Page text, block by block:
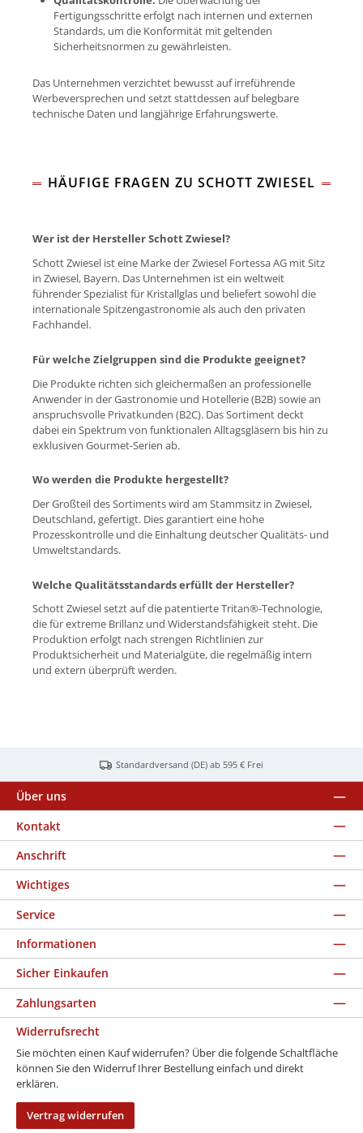
Fertigungsschritte erfolgt nach internen und externen
Standards, um die Konformität mit geltenden
Sicherheitsnormen zu gewährleisten.
Das Unternehmen verzichtet bewusst auf irreführende
Werbeversprechen und setzt stattdessen auf belegbare
technische Daten und langjährige Erfahrungswerte.
HÄUFIGE FRAGEN ZU SCHOTT ZWIESEL
Wer ist der Hersteller Schott Zwiesel?
Schott Zwiesel ist eine Marke der Zwiesel Fortessa AG mit Sitz
in Zwiesel, Bayern. Das Unternehmen ist ein weltweit
führender Spezialist für Kristallglas und beliefert sowohl die
internationale Spitzengastronomie als auch den privaten
Fachhandel.
Für welche Zielgruppen sind die Produkte geeignet?
Die Produkte richten sich gleichermaßen an professionelle
Anwender in der Gastronomie und Hotellerie (B2B) sowie an
anspruchsvolle Privatkunden (B2C). Das Sortiment deckt
dabei ein Spektrum von funktionalen Alltagsgläsern bis hin zu
exklusiven Gourmet-Serien ab.
Wo werden die Produkte hergestellt?
Der Großteil des Sortiments wird am Stammsitz in Zwiesel,
Deutschland, gefertigt. Dies garantiert eine hohe
Prozesskontrolle und die Einhaltung deutscher Qualitäts- und
Umweltstandards.
Welche Qualitätsstandards erfüllt der Hersteller?
Schott Zwiesel setzt auf die patentierte Tritan®-Technologie,
die für extreme Brillanz und Widerstandsfähigkeit steht. Die
Produktion erfolgt nach strengen Richtlinien zur
Produktsicherheit und Materialgüte, die regelmäßig intern
und extern überprüft werden.
Standardversand (DE) ab 595 € Frei
Über uns
Kontakt
Anschrift
Wichtiges
Service
Informationen
Sicher Einkaufen
Zahlungsarten
Widerrufsrecht
Sie möchten einen Kauf widerrufen? Über die folgende Schaltfläche
können Sie den Widerruf Ihrer Bestellung einfach und direkt
erklären.
Vertrag widerrufen